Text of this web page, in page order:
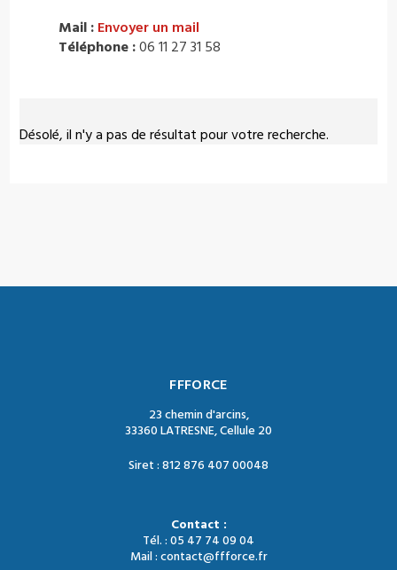
Désolé, il n'y a pas de résultat pour votre recherche.
Mail : Envoyer un mail
Téléphone :06 11 27 31 58
FFFORCE
23 chemin d'arcins,
33360 LATRESNE, Cellule 20
Siret : 812 876 407 00048
Contact :
Tél. : 05 47 74 09 04
Mail : contact@ffforce.fr